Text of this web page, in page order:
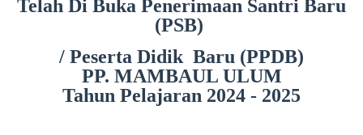
Telah Di Buka Penerimaan Santri Baru
(PSB)
/ Peserta Didik Baru (PPDB)
PP. MAMBAUL ULUM
Tahun Pelajaran 2024 - 2025